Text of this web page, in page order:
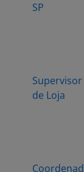
SP
de Loja